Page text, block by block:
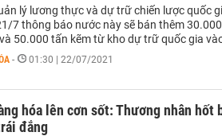
lý lương thực và dự trữ chiến lược quốc
7 thông báo nước này sẽ bán thêm
50.000 tấn kẽm từ kho dự trữ quốc gia
- 01:30 | 22/07/2021
hóa lên cơn sốt: Thương nhân hốt
đắng